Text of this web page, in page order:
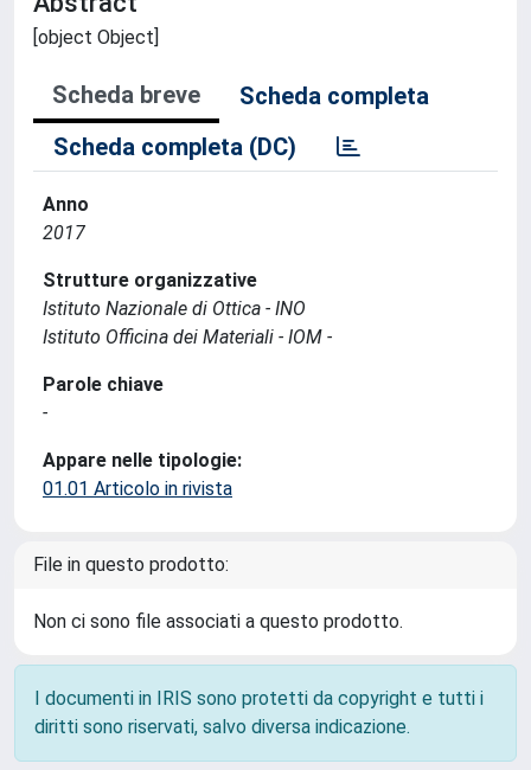
[object Object]
Scheda breve
Scheda completa
Scheda completa (DC)
Anno
2017
Strutture organizzative
Istituto Nazionale di Ottica - INO
Istituto Officina dei Materiali - IOM -
Parole chiave
-
Appare nelle tipologie:
01.01 Articolo in rivista
File in questo prodotto:
Non ci sono file associati a questo prodotto.
I documenti in IRIS sono protetti da copyright e tutti i
diritti sono riservati, salvo diversa indicazione.